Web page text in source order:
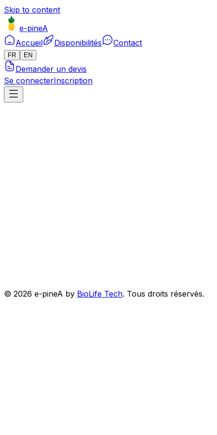
Skip to content
e-pineA
Accueil
Disponibilités Contact
FR EN
Demander un devis
Se connecterInscription
© 2026 e-pineA by BioLife Tech. Tous droits réservés.